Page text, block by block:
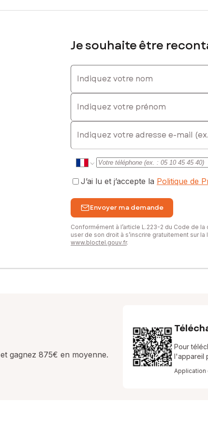
Je souhaite être
Indiquez votre nom
Indiquez votre prénom
E-mail
J’ai lu et j’accepte la Politique de
Envoyer ma demande
Conformément à l’article L.223-2 du Code de
user de son droit à s’inscrire gratuitement sur
www.bloctel.gouv.fr.
et gagnez 875€ en moyenne.
Pour
l'appareil